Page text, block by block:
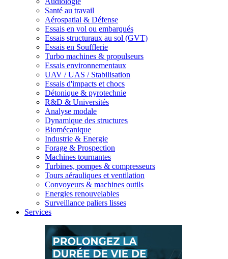
Santé au travail
Aérospatial & Défense
Essais en vol ou embarqués
Essais structuraux au sol (GVT)
Essais en Soufflerie
Turbo machines & propulseurs
Essais environnementaux
UAV / UAS / Stabilisation
Essais d'impacts et chocs
Détonique & pyrotechnie
R&D & Universités
Analyse modale
Dynamique des structures
Biomécanique
Industrie & Energie
Forage & Prospection
Machines tournantes
Turbines, pompes & compresseurs
Tours aérauliques et ventilation
Convoyeurs & machines outils
Energies renouvelables
Surveillance paliers lisses
Services